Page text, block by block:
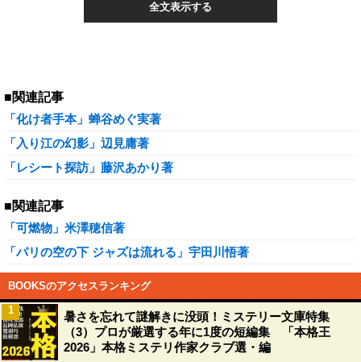
全文表示する
■関連記事
「化け者手本」蝉谷めぐ実著
「入り江の幻影」辺見庸著
「レシート探訪」藤沢あかり著
■関連記事
「可燃物」米澤穂信著
「パリの空の下 ジャズは流れる」宇田川悟著
BOOKSのアクセスランキング
暑さを忘れて謎解きに没頭！ミステリー文庫特集
（3）プロが厳選する年に1度の短編集 「本格王
2026」本格ミステリ作家クラブ選・編
1